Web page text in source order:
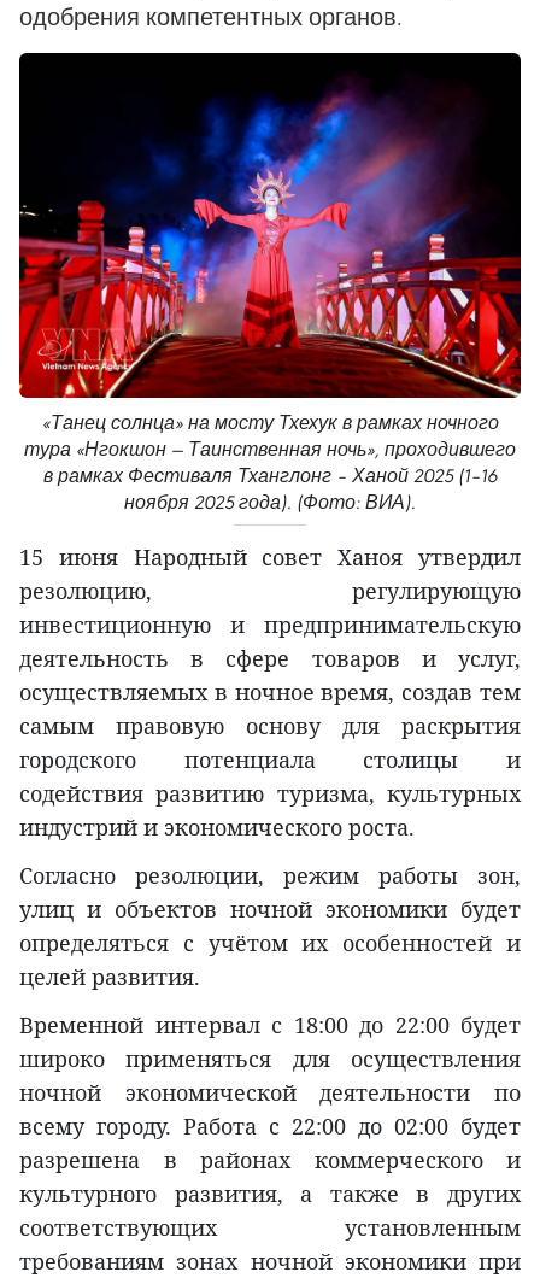
одобрения компетентных органов.
«Танец солнца» на мосту Тхехук в рамках ночного
тура «Нгокшон — Таинственная ночь», проходившего
в рамках Фестиваля Тханглонг – Ханой 2025 (1–16
ноября 2025 года). (Фото: ВИА).
15 июня Народный совет Ханоя утвердил
резолюцию, регулирующую
инвестиционную и предпринимательскую
деятельность в сфере товаров и услуг,
осуществляемых в ночное время, создав тем
самым правовую основу для раскрытия
городского потенциала столицы и
содействия развитию туризма, культурных
индустрий и экономического роста.
Согласно резолюции, режим работы зон,
улиц и объектов ночной экономики будет
определяться с учётом их особенностей и
целей развития.
Временной интервал с 18:00 до 22:00 будет
широко применяться для осуществления
ночной экономической деятельности по
всему городу. Работа с 22:00 до 02:00 будет
разрешена в районах коммерческого и
культурного развития, а также в других
соответствующих установленным
требованиям зонах ночной экономики при